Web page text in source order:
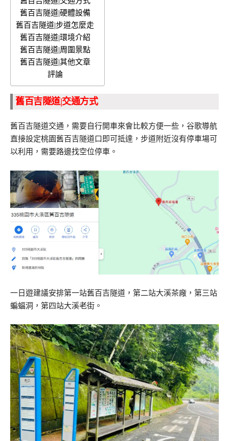
舊百吉隧道|硬體設備
舊百吉隧道|步道怎麼走
舊百吉隧道|環境介紹
舊百吉隧道|周圍景點
舊百吉隧道|其他文章
評論
舊百吉隧道|交通方式
舊百吉隧道交通，需要自行開車來會比較方便一些，谷歌導航
直接設定桃園舊百吉隧道口即可抵達，步道附近沒有停車場可
以利用，需要路邊找空位停車。
一日遊建議安排第一站舊百吉隧道，第二站大溪茶廠，第三站
蝙蝠洞，第四站大溪老街。